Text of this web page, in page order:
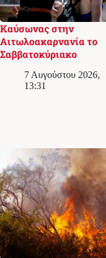
Καύσωνας στην
Αιτωλοακαρνανία το
Σαββατοκύριακο
7 Αυγούστου 2026,
13:31